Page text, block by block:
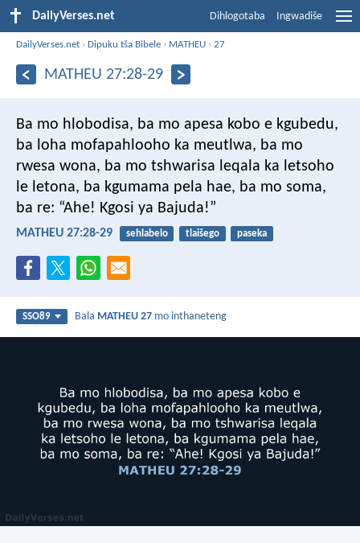
DailyVerses.net Dihlogotaba Ingwadiše
DailyVerses.net ›Dipuku tša Bibele › MATHEU ›27
MATHEU 27:28-29
Ba mo hlobodisa, ba mo apesa kobo e kgubedu,
ba loha mofapahlooho ka meutlwa, ba mo
rwesa wona, ba mo tshwarisa leqala ka letsoho
le letona, ba kgumama pela hae, ba mo soma,
ba re: “Ahe! Kgosi ya Bajuda!”
MATHEU 27:28-29 sehlabelo tlaišego paseka
SSO89 Bala MATHEU 27 mo inthaneteng